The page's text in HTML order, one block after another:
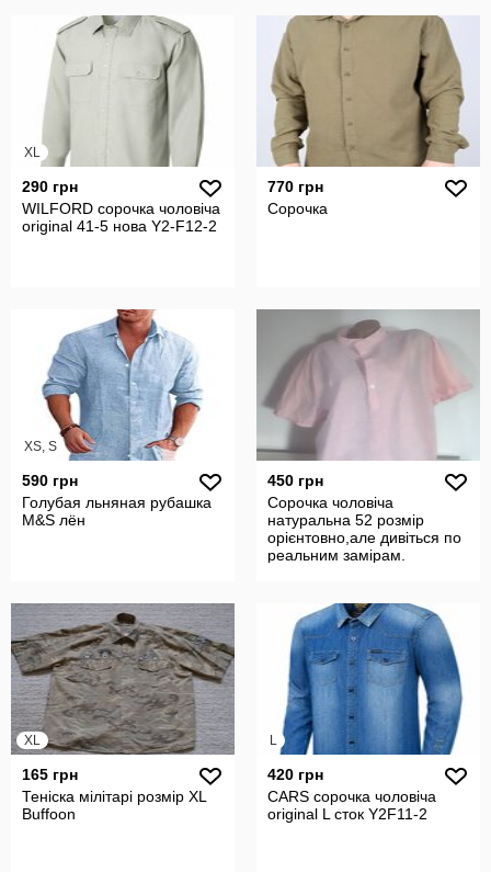
XL
290 грн
WILFORD сорочка чоловіча
original 41-5 нова Y2-F12-2
770 грн
Сорочка
XS, S
590 грн
Голубая льняная рубашка
M&S лён
450 грн
Сорочка чоловіча
натуральна 52 розмір
орієнтовно,але дивіться по
реальним замірам.
XL
165 грн
Теніска мілітарі розмір XL
Buffoon
L
420 грн
CARS сорочка чоловіча
original L сток Y2F11-2